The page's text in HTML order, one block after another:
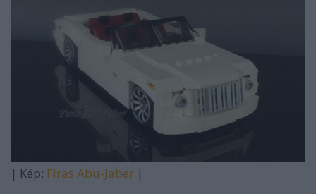
| Kép: Firas Abu-Jaber |